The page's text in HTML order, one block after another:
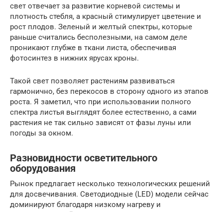
свет отвечает за развитие корневой системы и
плотность стебля, а красный стимулирует цветение и
рост плодов. Зеленый и желтый спектры, которые
раньше считались бесполезными, на самом деле
проникают глубже в ткани листа, обеспечивая
фотосинтез в нижних ярусах кроны.
Такой свет позволяет растениям развиваться
гармонично, без перекосов в сторону одного из этапов
роста. Я заметил, что при использовании полного
спектра листья выглядят более естественно, а сами
растения не так сильно зависят от фазы луны или
погоды за окном.
Разновидности осветительного
оборудования
Рынок предлагает несколько технологических решений
для досвечивания. Светодиодные (LED) модели сейчас
доминируют благодаря низкому нагреву и